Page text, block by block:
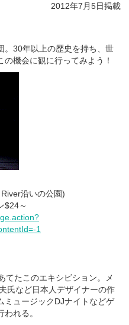
2012年7月5日掲載
。30年以上の歴史を持ち、世
機会に観に行ってみよう！
沿いの公園)
$24～
1
てたこのエキシビション。メ
氏など日本人デザイナーの作
ミュージックDJナイトなどゲ
れる。